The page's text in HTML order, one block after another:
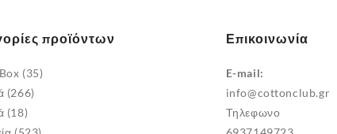
προϊόντων
(35)
(266)
(18)
Επικοινωνία
E-mail:
info@cottonclub.gr
Τηλεφωνο